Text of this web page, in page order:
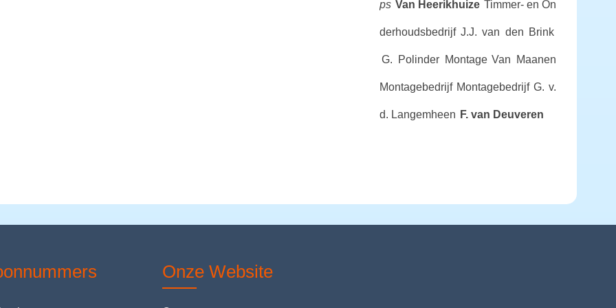
ps Van Heerikhuize Timmer- en On
derhoudsbedrijf J.J. van den Brink
G. Polinder Montage Van Maanen
Montagebedrijf Montagebedrijf G. v.
d. Langemheen F. van Deuveren
Onze Website